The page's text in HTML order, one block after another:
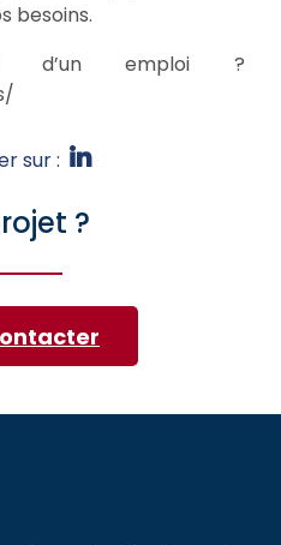
besoins.
d’un emploi ?
sur :
?